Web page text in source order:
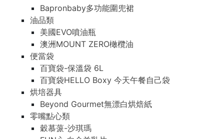
Bapronbaby多功能圍兜裙
油品類
美國EVO噴油瓶
澳洲MOUNT ZERO橄欖油
便當袋
百寶袋-保溫袋 6L
百寶袋HELLO Boxy 今天午餐自己袋
烘培器具
Beyond Gourmet無漂白烘焙紙
零嘴點心類
穀慕蒎-沙琪瑪